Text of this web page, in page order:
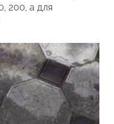
200, а для